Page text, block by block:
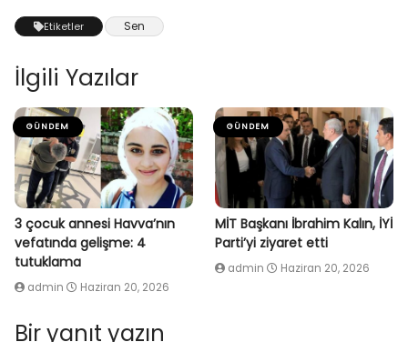
Etiketler Sen
İlgili Yazılar
GÜNDEM
3 çocuk annesi Havva’nın
vefatında gelişme: 4
tutuklama
admin Haziran 20, 2026
GÜNDEM
MİT Başkanı İbrahim Kalın, İYİ
Parti’yi ziyaret etti
admin Haziran 20, 2026
Bir yanıt yazın